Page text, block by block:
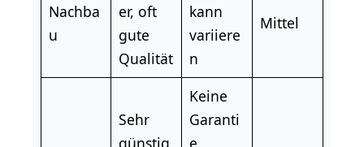
Nachba
u
er, oft
gute
Qualität
kann
variiere
n
Mittel
Sehr
günstig,
Keine
Garanti
e,